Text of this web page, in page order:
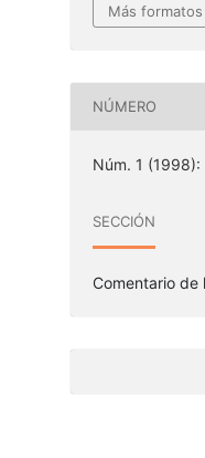
Más
NÚMERO
Núm. 1
SECCIÓN
Comentario de